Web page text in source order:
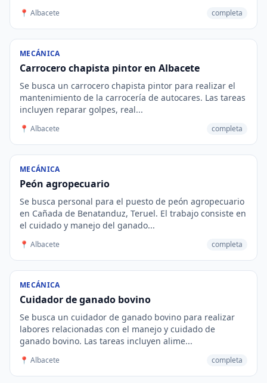
📍 Albacete completa
MECÁNICA
Carrocero chapista pintor en Albacete
Se busca un carrocero chapista pintor para realizar el
mantenimiento de la carrocería de autocares. Las tareas
incluyen reparar golpes, real...
📍 Albacete completa
MECÁNICA
Peón agropecuario
Se busca personal para el puesto de peón agropecuario
en Cañada de Benatanduz, Teruel. El trabajo consiste en
el cuidado y manejo del ganado...
📍 Albacete completa
MECÁNICA
Cuidador de ganado bovino
Se busca un cuidador de ganado bovino para realizar
labores relacionadas con el manejo y cuidado de
ganado bovino. Las tareas incluyen alime...
📍 Albacete completa